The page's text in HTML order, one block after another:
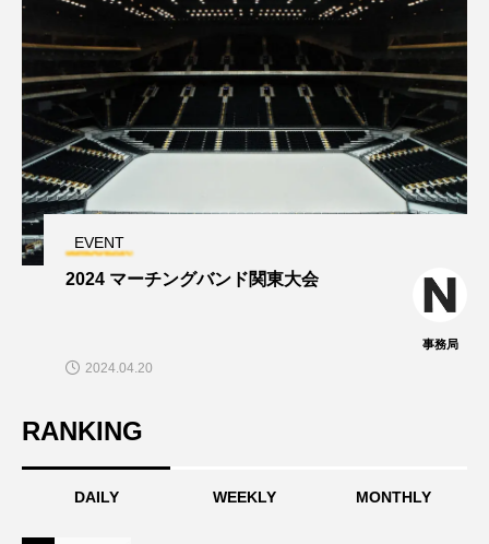
EVENT
2024 マーチングバンド関東大会
事務局
2024.04.20
RANKING
DAILY WEEKLY MONTHLY